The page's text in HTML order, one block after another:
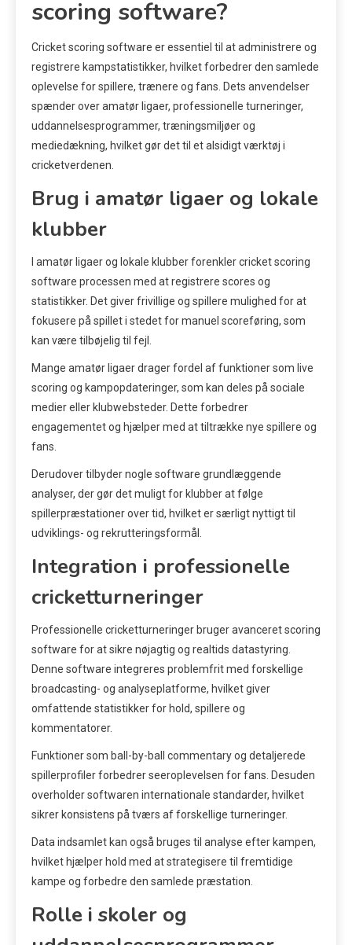
scoring software?
Cricket scoring software er essentiel til at administrere og
registrere kampstatistikker, hvilket forbedrer den samlede
oplevelse for spillere, trænere og fans. Dets anvendelser
spænder over amatør ligaer, professionelle turneringer,
uddannelsesprogrammer, træningsmiljøer og
mediedækning, hvilket gør det til et alsidigt værktøj i
cricketverdenen.
Brug i amatør ligaer og lokale
klubber
I amatør ligaer og lokale klubber forenkler cricket scoring
software processen med at registrere scores og
statistikker. Det giver frivillige og spillere mulighed for at
fokusere på spillet i stedet for manuel scoreføring, som
kan være tilbøjelig til fejl.
Mange amatør ligaer drager fordel af funktioner som live
scoring og kampopdateringer, som kan deles på sociale
medier eller klubwebsteder. Dette forbedrer
engagementet og hjælper med at tiltrække nye spillere og
fans.
Derudover tilbyder nogle software grundlæggende
analyser, der gør det muligt for klubber at følge
spillerpræstationer over tid, hvilket er særligt nyttigt til
udviklings- og rekrutteringsformål.
Integration i professionelle
cricketturneringer
Professionelle cricketturneringer bruger avanceret scoring
software for at sikre nøjagtig og realtids datastyring.
Denne software integreres problemfrit med forskellige
broadcasting- og analyseplatforme, hvilket giver
omfattende statistikker for hold, spillere og
kommentatorer.
Funktioner som ball-by-ball commentary og detaljerede
spillerprofiler forbedrer seeroplevelsen for fans. Desuden
overholder softwaren internationale standarder, hvilket
sikrer konsistens på tværs af forskellige turneringer.
Data indsamlet kan også bruges til analyse efter kampen,
hvilket hjælper hold med at strategisere til fremtidige
kampe og forbedre den samlede præstation.
Rolle i skoler og